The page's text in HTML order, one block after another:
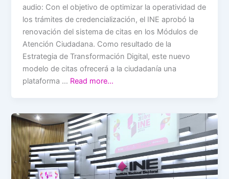
audio: Con el objetivo de optimizar la operatividad de
los trámites de credencialización, el INE aprobó la
renovación del sistema de citas en los Módulos de
Atención Ciudadana. Como resultado de la
Estrategia de Transformación Digital, este nuevo
modelo de citas ofrecerá a la ciudadanía una
plataforma … Read more…